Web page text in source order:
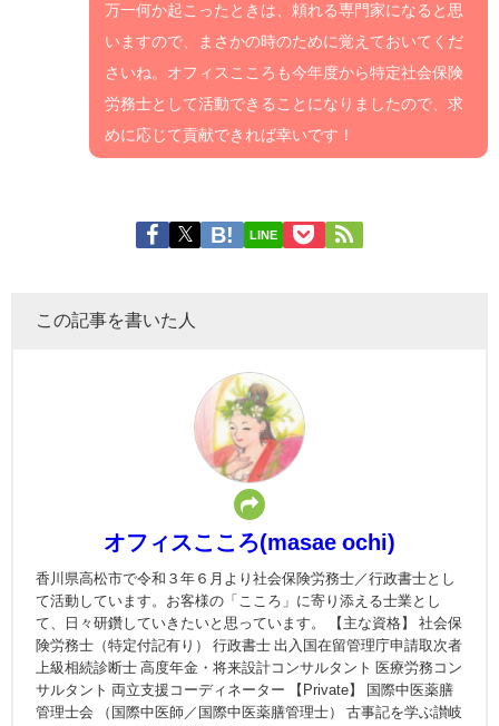
万一何か起こったときは、頼れる専門家になると思
いますので、まさかの時のために覚えておいてくだ
さいね。オフィスこころも今年度から特定社会保険
労務士として活動できることになりましたので、求
めに応じて貢献できれば幸いです！
LINE
この記事を書いた人
オフィスこころ(masae ochi)
香川県高松市で令和３年６月より社会保険労務士／行政書士とし
て活動しています。お客様の「こころ」に寄り添える士業とし
て、日々研鑽していきたいと思っています。 【主な資格】 社会保
険労務士（特定付記有り） 行政書士 出入国在留管理庁申請取次者
上級相続診断士 高度年金・将来設計コンサルタント 医療労務コン
サルタント 両立支援コーディネーター 【Private】 国際中医薬膳
管理士会 （国際中医師／国際中医薬膳管理士） 古事記を学ぶ讃岐